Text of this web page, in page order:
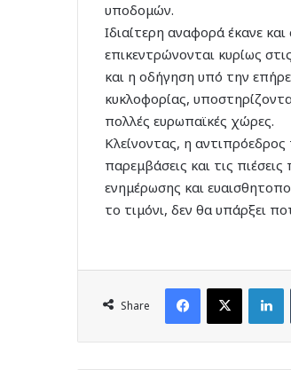
υποδομών.
Ιδιαίτερη αναφορά έκανε
επικεντρώνονται κυρίως
και η οδήγηση υπό την
κυκλοφορίας,
πολλές ευρωπαϊκές χώρες.
Κλείνοντας, η
παρεμβάσεις και τις
ενημέρωσης και
το τιμόνι, δεν θα υπάρξει
Share
Facebook
X